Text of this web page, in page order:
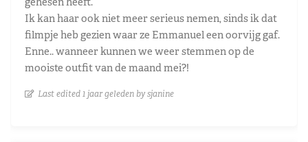
Ik kan haar ook niet meer serieus nemen, sinds ik dat
filmpje heb gezien waar ze Emmanuel een oorvijg gaf.
Enne.. wanneer kunnen we weer stemmen op de
mooiste outfit van de maand mei?!
Last edited 1 jaar geleden by sjanine